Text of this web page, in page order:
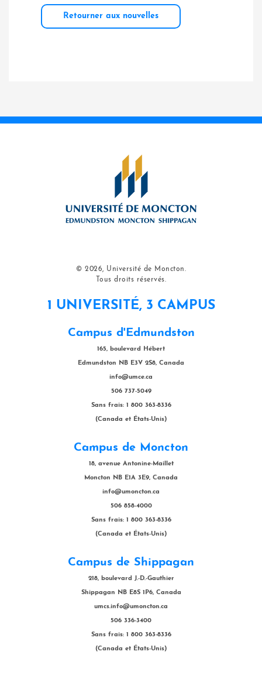
Retourner aux nouvelles
© 2026, Université de Moncton.
Tous droits réservés.
1 UNIVERSITÉ, 3 CAMPUS
Campus d'Edmundston
165, boulevard Hébert
Edmundston NB E3V 2S8, Canada
info@umce.ca
506 737-5049
Sans frais: 1 800 363-8336
(Canada et États-Unis)
Campus de Moncton
18, avenue Antonine-Maillet
Moncton NB E1A 3E9, Canada
info@umoncton.ca
506 858-4000
Sans frais: 1 800 363-8336
(Canada et États-Unis)
Campus de Shippagan
218, boulevard J.-D.-Gauthier
Shippagan NB E8S 1P6, Canada
umcs.info@umoncton.ca
506 336-3400
Sans frais: 1 800 363-8336
(Canada et États-Unis)